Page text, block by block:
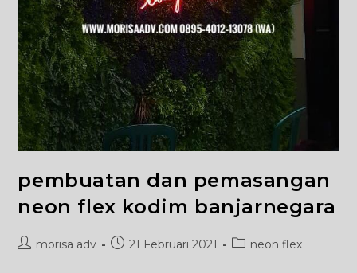
pembuatan dan pemasangan
neon flex kodim banjarnegara
Postmorisa adv
Post21 Februari 2021
Postneon flex